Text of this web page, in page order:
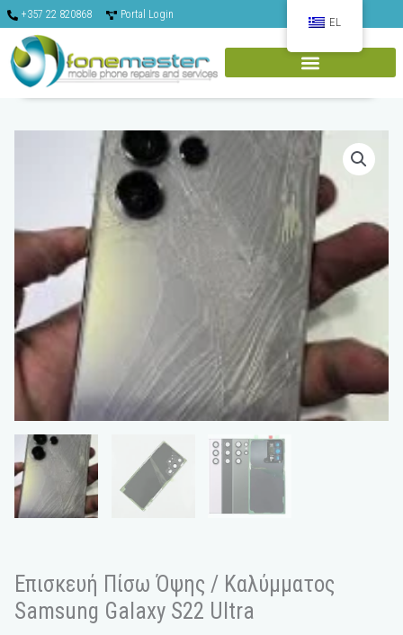
Μετάβαση
στο
περιεχόμενο
+357 22 820868 Portal Login
Επισκευή Πίσω Όψης / Καλύμματος
Samsung Galaxy S22 Ultra
EL